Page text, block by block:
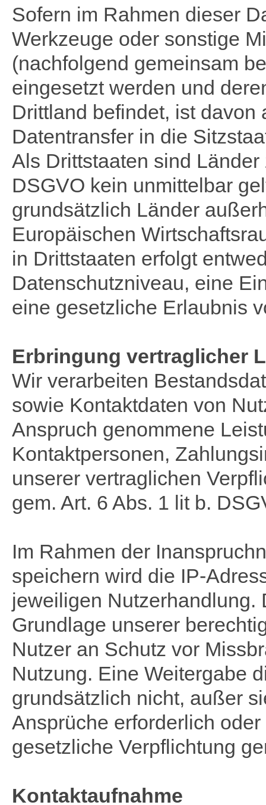
Sofern im Rahmen dieser
Werkzeuge oder sonstige
(nachfolgend gemeinsam
eingesetzt werden und
Drittland befindet, ist davon
Datentransfer in die
Als Drittstaaten sind
DSGVO kein unmittelbar
grundsätzlich Länder
Europäischen
in Drittstaaten erfolgt
Datenschutzniveau, eine
eine gesetzliche Erlaubnis
Erbringung vertraglicher
Wir verarbeiten
sowie Kontaktdaten von
Anspruch genommene
Kontaktpersonen,
unserer vertraglichen
gem. Art. 6 Abs. 1 lit b.
Im Rahmen der
speichern wird die IP-
jeweiligen Nutzerhandlung.
Grundlage unserer
Nutzer an Schutz vor
Nutzung. Eine Weitergabe
grundsätzlich nicht, außer
Ansprüche erforderlich
gesetzliche Verpflichtung
Kontaktaufnahme